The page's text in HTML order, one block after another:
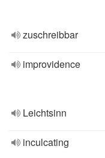
zuschreibbar
improvidence
Leichtsinn
inculcating